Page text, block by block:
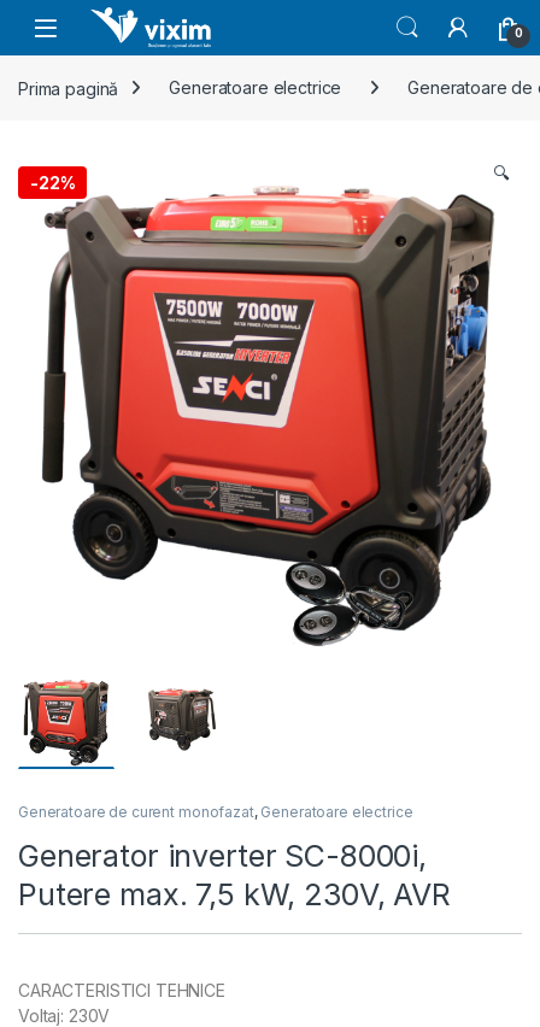
Skip to navigation
Skip to content
0
Prima pagină Generatoare electrice Generatoare de
-22% 🔍
Generatoare de curent monofazat, Generatoare electrice
Generator inverter SC-8000i,
Putere max. 7,5 kW, 230V, AVR
CARACTERISTICI TEHNICE
Voltaj: 230V